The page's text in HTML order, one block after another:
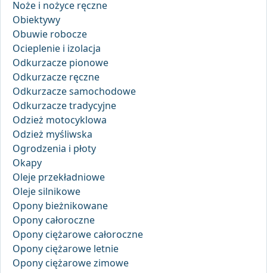
Noże i nożyce ręczne
Obiektywy
Obuwie robocze
Ocieplenie i izolacja
Odkurzacze pionowe
Odkurzacze ręczne
Odkurzacze samochodowe
Odkurzacze tradycyjne
Odzież motocyklowa
Odzież myśliwska
Ogrodzenia i płoty
Okapy
Oleje przekładniowe
Oleje silnikowe
Opony bieżnikowane
Opony całoroczne
Opony ciężarowe całoroczne
Opony ciężarowe letnie
Opony ciężarowe zimowe